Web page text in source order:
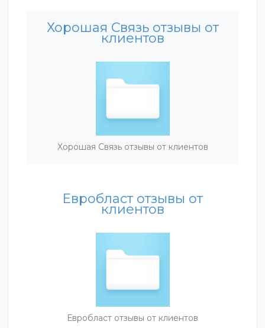
Хорошая Связь отзывы от
клиентов
Хорошая Связь отзывы от клиентов
Евробласт отзывы от
клиентов
Евробласт отзывы от клиентов